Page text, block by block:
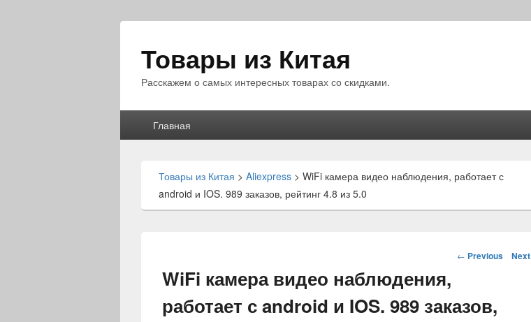
Товары из Китая
Расскажем о самых интересных товарах со скидками.
Главная
Товары из Китая > Aliexpress > WiFi камера видео наблюдения, работает с
android и IOS. 989 заказов, рейтинг 4.8 из 5.0
Навигация
← Previous Next
WiFi камера видео наблюдения,
работает с android и IOS. 989 заказов,